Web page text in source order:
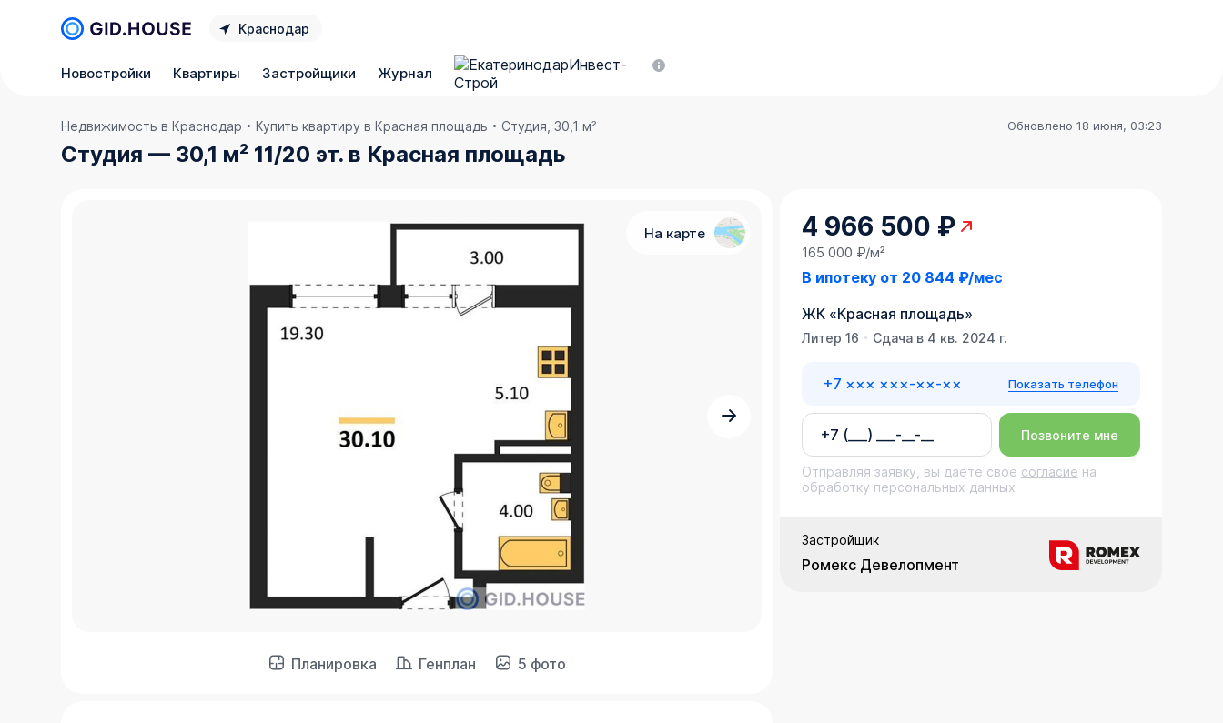
Краснодар
Новостройки Квартиры Застройщики Журнал
Недвижимость в Краснодар Купить квартиру в Красная площадь Студия, 30,1 м²
Студия — 30,1 м² 11/20 эт. в Красная площадь
Обновлено 18 июня, 03:23
Планировка Генплан 5 фото
На карте 4 966 500 ₽
165 000 ₽/м²
В ипотеку от 20 844 ₽/мес
ЖК«Красная площадь»
Литер 16 Сдача в 4 кв. 2024 г.
+7 ××× ×××-××-×× Показать телефон
Позвоните мне
Отправляя заявку, вы даёте своё согласие на
обработку персональных данных
Застройщик
Ромекс Девелопмент